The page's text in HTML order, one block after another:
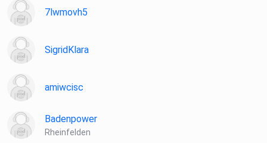
7lwmovh5
SigridKlara
amiwcisc
Badenpower
Rheinfelden